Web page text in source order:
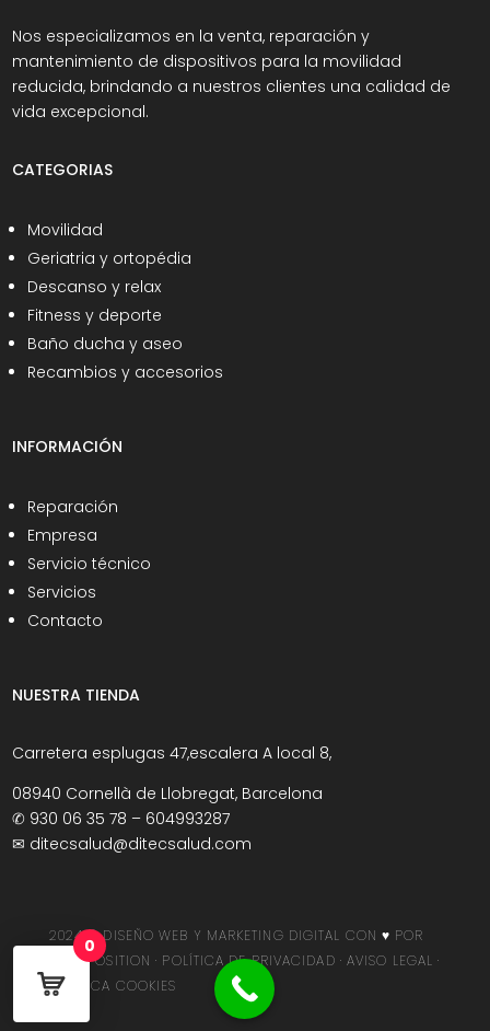
Nos especializamos en la venta, reparación y
mantenimiento de dispositivos para la movilidad
reducida, brindando a nuestros clientes una calidad de
vida excepcional.
CATEGORIAS
Movilidad
Geriatria y ortopédia
Descanso y relax
Fitness y deporte
Baño ducha y aseo
Recambios y accesorios
INFORMACIÓN
Reparación
Empresa
Servicio técnico
Servicios
Contacto
NUESTRA TIENDA
Carretera esplugas 47,escalera A local 8,
08940 Cornellà de Llobregat, Barcelona
✆ 930 06 35 78 – 604993287
✉ ditecsalud@ditecsalud.com
2024 © DISEÑO WEB Y MARKETING DIGITAL CON ♥️ POR
SERVIPOSITION · POLÍTICA DE PRIVACIDAD · AVISO LEGAL ·
POLÍTICA COOKIES
0